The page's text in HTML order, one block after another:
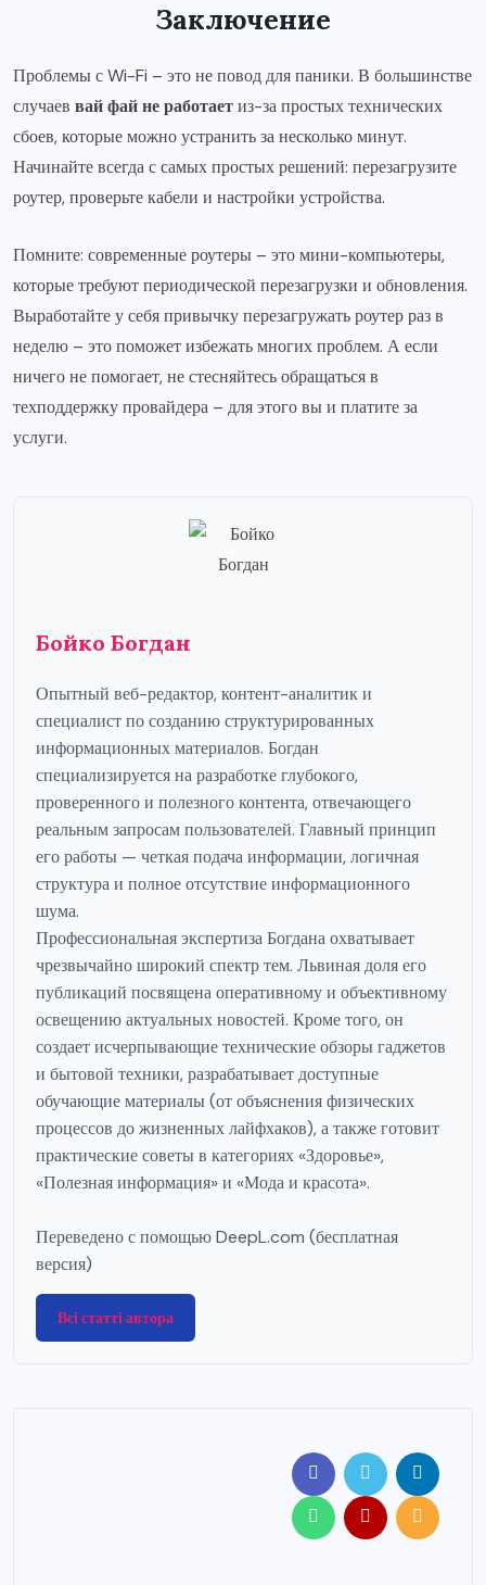
Заключение
Проблемы с Wi-Fi – это не повод для паники. В большинстве
случаев вай фай не работаетиз-за простых технических
сбоев, которые можно устранить за несколько минут.
Начинайте всегда с самых простых решений: перезагрузите
роутер, проверьте кабели и настройки устройства.
Помните: современные роутеры – это мини-компьютеры,
которые требуют периодической перезагрузки и обновления.
Выработайте у себя привычку перезагружать роутер раз в
неделю – это поможет избежать многих проблем. А если
ничего не помогает, не стесняйтесь обращаться в
техподдержку провайдера – для этого вы и платите за
услуги.
Бойко Богдан
Опытный веб-редактор, контент-аналитик и
специалист по созданию структурированных
информационных материалов. Богдан
специализируется на разработке глубокого,
проверенного и полезного контента, отвечающего
реальным запросам пользователей. Главный принцип
его работы — четкая подача информации, логичная
структура и полное отсутствие информационного
шума.
Профессиональная экспертиза Богдана охватывает
чрезвычайно широкий спектр тем. Львиная доля его
публикаций посвящена оперативному и объективному
освещению актуальных новостей. Кроме того, он
создает исчерпывающие технические обзоры гаджетов
и бытовой техники, разрабатывает доступные
обучающие материалы (от объяснения физических
процессов до жизненных лайфхаков), а также готовит
практические советы в категориях «Здоровье»,
«Полезная информация» и «Мода и красота».
Переведено с помощью DeepL.com (бесплатная
версия)
Всі статті автора